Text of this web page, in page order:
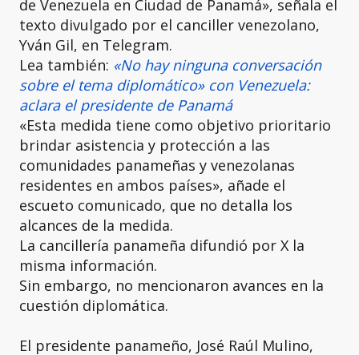
de Venezuela en Ciudad de Panamá», señala el
texto divulgado por el canciller venezolano,
Yván Gil, en Telegram.
Lea también: «No hay ninguna conversación
sobre el tema diplomático» con Venezuela:
aclara el presidente de Panamá
«Esta medida tiene como objetivo prioritario
brindar asistencia y protección a las
comunidades panameñas y venezolanas
residentes en ambos países», añade el
escueto comunicado, que no detalla los
alcances de la medida.
La cancillería panameña difundió por X la
misma información.
Sin embargo, no mencionaron avances en la
cuestión diplomática.
El presidente panameño, José Raúl Mulino,